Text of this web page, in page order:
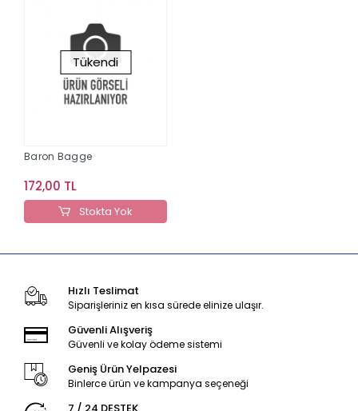
Tükendi
Baron Bagge
172,00 TL
Stokta Yok
Hızlı Teslimat
Siparişleriniz en kısa sürede elinize ulaşır.
Güvenli Alışveriş
Güvenli ve kolay ödeme sistemi
Geniş Ürün Yelpazesi
Binlerce ürün ve kampanya seçeneği